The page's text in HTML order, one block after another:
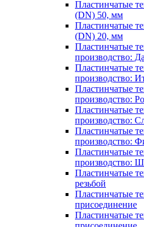
Пластинчатые
(DN) 50, мм
Пластинчатые
(DN) 20, мм
Пластинчатые
производство:
Пластинчатые
производство:
Пластинчатые
производство:
Пластинчатые
производство:
Пластинчатые
производство:
Пластинчатые
производство:
Пластинчатые
резьбой
Пластинчатые
присоединение
Пластинчатые